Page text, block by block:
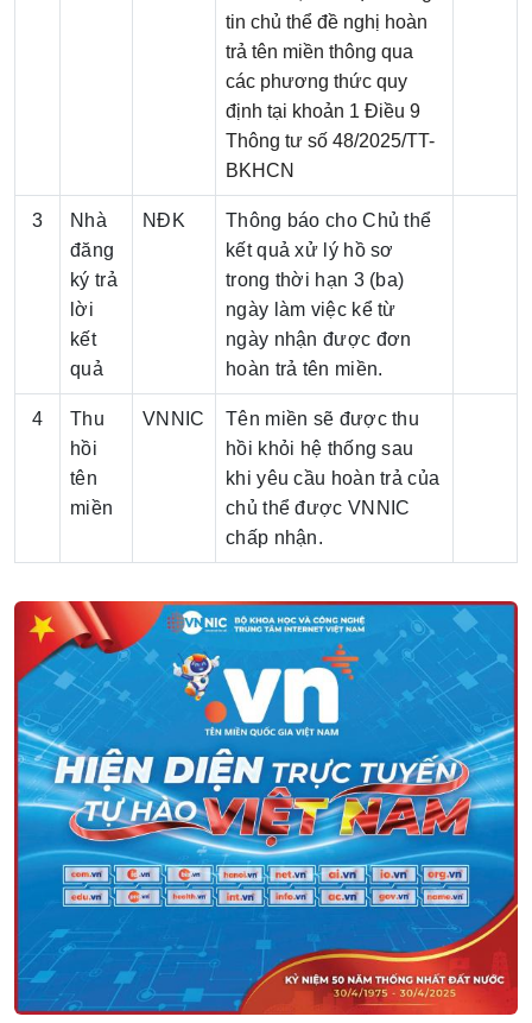
tin chủ thể đề nghị hoàn
trả tên miền thông qua
các phương thức quy
định tại khoản 1 Điều 9
Thông tư số 48/2025/TT-
BKHCN
3
Nhà
đăng
ký trả
lời
kết
quả
NĐK
Thông báo cho Chủ thể
kết quả xử lý hồ sơ
trong thời hạn 3 (ba)
ngày làm việc kể từ
ngày nhận được đơn
hoàn trả tên miền.
4
Thu
hồi
tên
miền
VNNIC
Tên miền sẽ được thu
hồi khỏi hệ thống sau
khi yêu cầu hoàn trả của
chủ thể được VNNIC
chấp nhận.